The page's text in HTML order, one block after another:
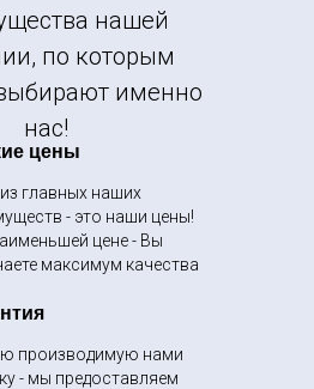
нашей
по которым
именно
нас!
цены
главных наших
- это наши цены!
цене - Вы
максимум качества
производимую нами
- мы предоставляем